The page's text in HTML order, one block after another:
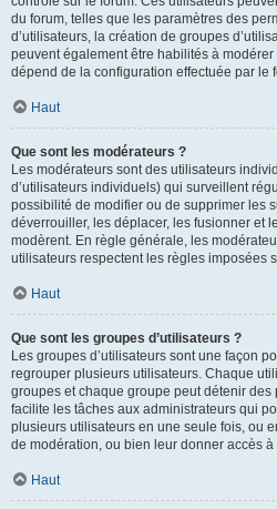
du forum, telles que les paramètres des
d’utilisateurs, la création de groupes
peuvent également être habilités à modérer
dépend de la configuration effectuée par le
Haut
Que sont les modérateurs ?
Les modérateurs sont des utilisateurs
d’utilisateurs individuels) qui surveillent
possibilité de modifier ou de supprimer les
déverrouiller, les déplacer, les fusionner et
modèrent. En règle générale, les
utilisateurs respectent les règles imposées
Haut
Que sont les groupes d’utilisateurs ?
Les groupes d’utilisateurs sont une façon
regrouper plusieurs utilisateurs. Chaque
groupes et chaque groupe peut détenir
facilite les tâches aux administrateurs qui
plusieurs utilisateurs en une seule fois, ou
de modération, ou bien leur donner accès à
Haut